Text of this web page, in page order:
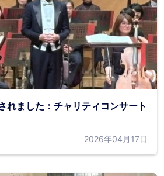
れました：チャリティコンサート
2026年04月17日